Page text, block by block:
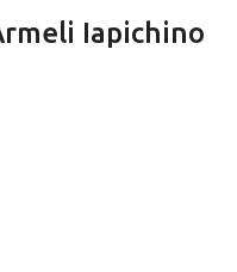
Iapichino